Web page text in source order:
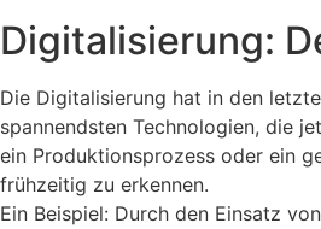
Digitalisierung:
Die Digitalisierung hat in den
spannendsten Technologien, die
ein Produktionsprozess oder ein
frühzeitig zu erkennen.
Ein Beispiel: Durch den Einsatz